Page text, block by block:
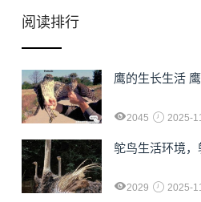
阅读排行
鹰的生长生活
2045 2025-
鸵鸟生活环境
2029 2025-